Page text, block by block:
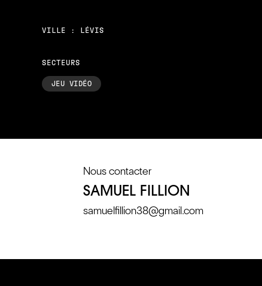
VILLE : LÉVIS
SECTEURS
JEU VIDÉO
Nous contacter
SAMUEL FILLION
samuelfillion38@gmail.com